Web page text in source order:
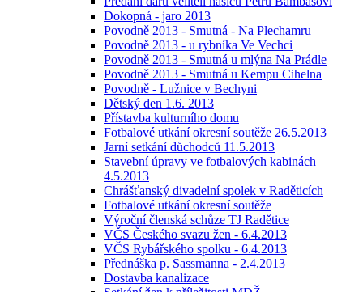
Dokopná - jaro 2013
Povodně 2013 - Smutná - Na Plechamru
Povodně 2013 - u rybníka Ve Vechci
Povodně 2013 - Smutná u mlýna Na Prádle
Povodně 2013 - Smutná u Kempu Cihelna
Povodně - Lužnice v Bechyni
Dětský den 1.6. 2013
Přístavba kulturního domu
Fotbalové utkání okresní soutěže 26.5.2013
Jarní setkání důchodců 11.5.2013
Stavební úpravy ve fotbalových kabinách
4.5.2013
Chrášťanský divadelní spolek v Raděticích
Fotbalové utkání okresní soutěže
Výroční členská schůze TJ Radětice
VČS Českého svazu žen - 6.4.2013
VČS Rybářského spolku - 6.4.2013
Přednáška p. Sassmanna - 2.4.2013
Dostavba kanalizace